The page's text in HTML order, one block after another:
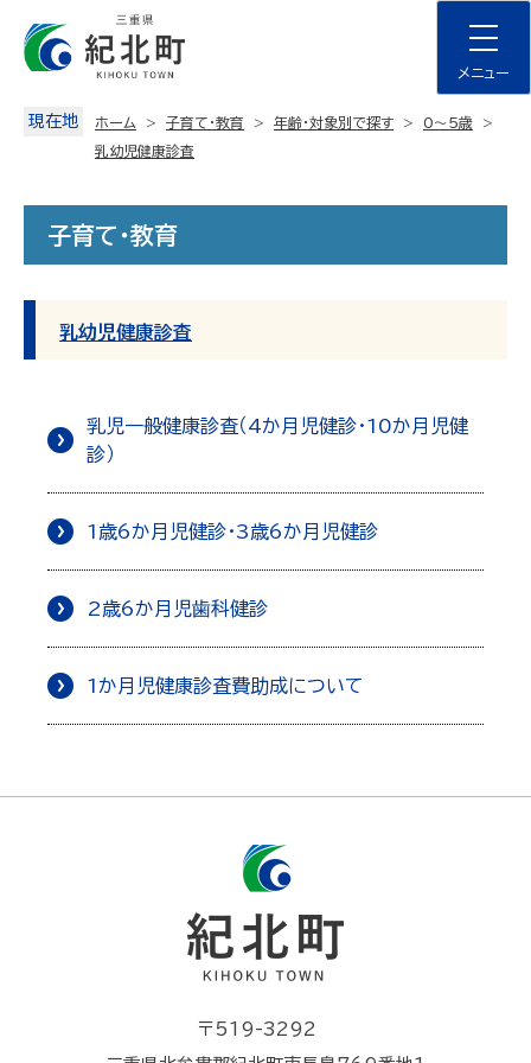
content
メニュー
現在地 ホーム 子育て・教育 年齢・対象別で探す
0～５歳
乳幼児健康診査
子育て・教育
乳幼児健康診査
乳児一般健康診査（4か月児健診・10か月児健
診）
1歳6か月児健診・3歳6か月児健診
2歳6か月児歯科健診
1か月児健康診査費助成について
〒519-3292